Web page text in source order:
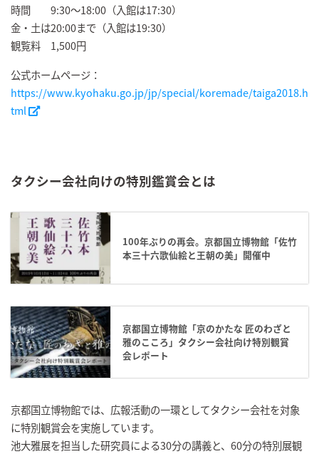
時間 9:30～18:00（入館は17:30）
金・土は20:00まで（入館は19:30）
観覧料 1,500円
公式ホームページ：
https://www.kyohaku.go.jp/jp/special/koremade/taiga2018.h
tml
タクシー会社向けの特別鑑賞会とは
100年ぶりの再会。京都国立博物館「佐竹
本三十六歌仙絵と王朝の美」開催中
京都国立博物館「京のかたな 匠のわざと
雅のこころ」タクシー会社向け特別観賞
会レポート
京都国立博物館では、広報活動の一環としてタクシー会社を対象
に特別観賞会を実施しています。
池大雅展を担当した研究員による30分の講義と、60分の特別展観